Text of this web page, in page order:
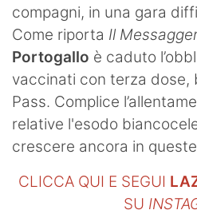
compagni, in una gara
Come riporta Il
Portogallo è caduto
vaccinati con terza dose,
Pass. Complice
relative l'esodo
crescere ancora in
CLICCA QUI E SEGUI
SU